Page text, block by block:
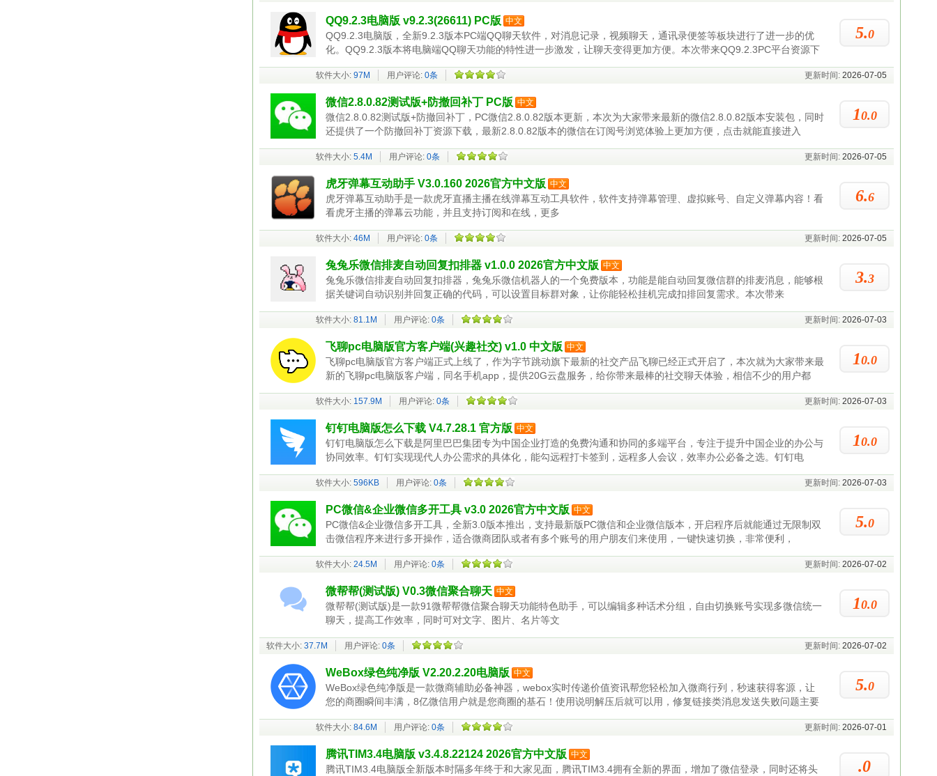
5.0
QQ9.2.3电脑版 v9.2.3(26611) PC版 中文
QQ9.2.3电脑版，全新9.2.3版本PC端QQ聊天软件，对消息记录，视频聊天，通讯录便签等板块进行了进一步的优
化。QQ9.2.3版本将电脑端QQ聊天功能的特性进一步激发，让聊天变得更加方便。本次带来QQ9.2.3PC平台资源下
软件大小: 97M 用户评论: 0条 更新时间: 2026-07-05
10.0
微信2.8.0.82测试版+防撤回补丁 PC版 中文
微信2.8.0.82测试版+防撤回补丁，PC微信2.8.0.82版本更新，本次为大家带来最新的微信2.8.0.82版本安装包，同时
还提供了一个防撤回补丁资源下载，最新2.8.0.82版本的微信在订阅号浏览体验上更加方便，点击就能直接进入
软件大小: 5.4M 用户评论: 0条 更新时间: 2026-07-05
6.6
虎牙弹幕互动助手 V3.0.160 2026官方中文版 中文
虎牙弹幕互动助手是一款虎牙直播主播在线弹幕互动工具软件，软件支持弹幕管理、虚拟账号、自定义弹幕内容！看
看虎牙主播的弹幕云功能，并且支持订阅和在线，更多
软件大小: 46M 用户评论: 0条 更新时间: 2026-07-05
3.3
兔兔乐微信排麦自动回复扣排器 v1.0.0 2026官方中文版 中文
兔兔乐微信排麦自动回复扣排器，兔兔乐微信机器人的一个免费版本，功能是能自动回复微信群的排麦消息，能够根
据关键词自动识别并回复正确的代码，可以设置目标群对象，让你能轻松挂机完成扣排回复需求。本次带来
软件大小: 81.1M 用户评论: 0条 更新时间: 2026-07-03
10.0
飞聊pc电脑版官方客户端(兴趣社交) v1.0 中文版 中文
飞聊pc电脑版官方客户端正式上线了，作为字节跳动旗下最新的社交产品飞聊已经正式开启了，本次就为大家带来最
新的飞聊pc电脑版客户端，同名手机app，提供20G云盘服务，给你带来最棒的社交聊天体验，相信不少的用户都
软件大小: 157.9M 用户评论: 0条 更新时间: 2026-07-03
10.0
钉钉电脑版怎么下载 V4.7.28.1 官方版 中文
钉钉电脑版怎么下载是阿里巴巴集团专为中国企业打造的免费沟通和协同的多端平台，专注于提升中国企业的办公与
协同效率。钉钉实现现代人办公需求的具体化，能勾远程打卡签到，远程多人会议，效率办公必备之选。钉钉电
软件大小: 596KB 用户评论: 0条 更新时间: 2026-07-03
5.0
PC微信&企业微信多开工具 v3.0 2026官方中文版 中文
PC微信&企业微信多开工具，全新3.0版本推出，支持最新版PC微信和企业微信版本，开启程序后就能通过无限制双
击微信程序来进行多开操作，适合微商团队或者有多个账号的用户朋友们来使用，一键快速切换，非常便利，
软件大小: 24.5M 用户评论: 0条 更新时间: 2026-07-02
10.0
微帮帮(测试版) V0.3微信聚合聊天 中文
微帮帮(测试版)是一款91微帮帮微信聚合聊天功能特色助手，可以编辑多种话术分组，自由切换账号实现多微信统一
聊天，提高工作效率，同时可对文字、图片、名片等文
软件大小: 37.7M 用户评论: 0条 更新时间: 2026-07-02
5.0
WeBox绿色纯净版 V2.20.2.20电脑版 中文
WeBox绿色纯净版是一款微商辅助必备神器，webox实时传递价值资讯帮您轻松加入微商行列，秒速获得客源，让
您的商圈瞬间丰满，8亿微信用户就是您商圈的基石！使用说明解压后就可以用，修复链接类消息发送失败问题主要
软件大小: 84.6M 用户评论: 0条 更新时间: 2026-07-01
.0
腾讯TIM3.4电脑版 v3.4.8.22124 2026官方中文版 中文
腾讯TIM3.4电脑版全新版本时隔多年终于和大家见面，腾讯TIM3.4拥有全新的界面，增加了微信登录，同时还将头